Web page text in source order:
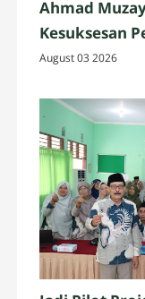
Ahmad
Kesuksesan
August 03 2026